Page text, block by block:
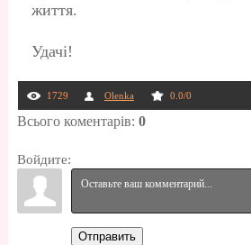
життя.
Удачі!
1729 Olenka 0.0/0
Всього коментарів: 0
Войдите:
Отправить